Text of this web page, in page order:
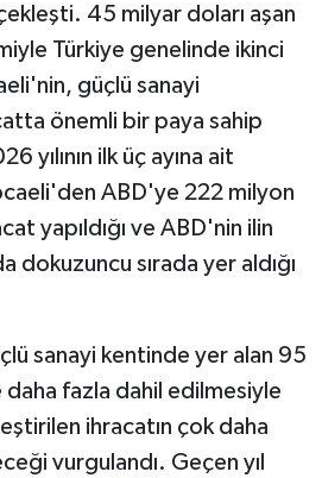
45 milyar doları aşan
Türkiye genelinde ikinci
güçlü sanayi
önemli bir paya sahip
yılının ilk üç ayına ait
ABD'ye 222 milyon
yapıldığı ve ABD'nin ilin
dokuzuncu sırada yer aldığı
sanayi kentinde yer alan 95
daha fazla dahil edilmesiyle
ihracatın çok daha
vurgulandı. Geçen yıl